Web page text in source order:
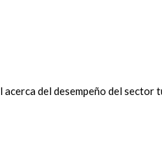
del desempeño del sector